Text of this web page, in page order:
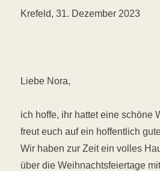
Krefeld, 31. Dezember 2023
Liebe Nora,
ich hoffe, ihr hattet eine schöne
freut euch auf ein hoffentlich
Wir haben zur Zeit ein volles
über die Weihnachtsfeiertage